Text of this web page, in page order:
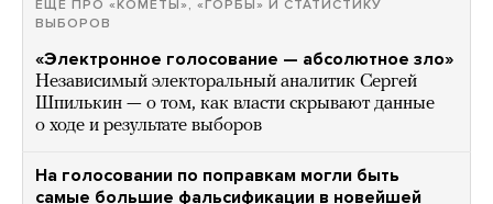
ЕЩЕ ПРО «КОМЕТЫ», «ГОРБЫ» И СТАТИСТИКУ
ВЫБОРОВ
«Электронное голосование — абсолютное зло»
Независимый электоральный аналитик Сергей
Шпилькин — о том, как власти скрывают данные
о ходе и результате выборов
На голосовании по поправкам могли быть
самые большие фальсификации в новейшей